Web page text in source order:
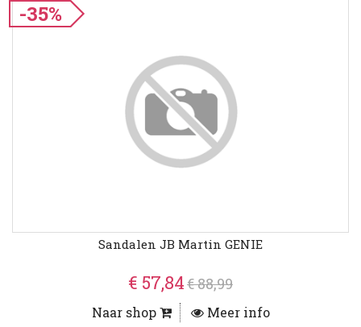
-35%
Sandalen JB Martin GENIE
€ 57,84€ 88,99
Naar shop Meer info